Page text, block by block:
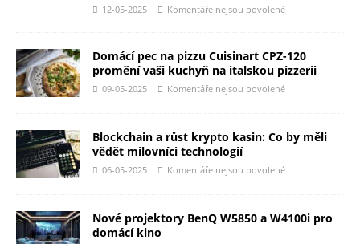
12-05-2025 Komentáře nejsou povolené
Domácí pec na pizzu Cuisinart CPZ-120
promění vaši kuchyň na italskou pizzerii
09-05-2025 Komentáře nejsou povolené
Blockchain a růst krypto kasin: Co by měli
vědět milovníci technologií
06-05-2025 Komentáře nejsou povolené
Nové projektory BenQ W5850 a W4100i pro
domácí kino